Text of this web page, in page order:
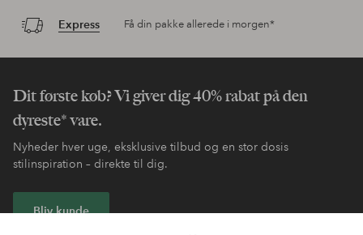
Express Få din pakke allerede i morgen*
Dit første køb? Vi giver dig 40% rabat på den
dyreste* vare.
Nyheder hver uge, eksklusive tilbud og en stor dosis
stilinspiration – direkte til dig.
Bliv kunde